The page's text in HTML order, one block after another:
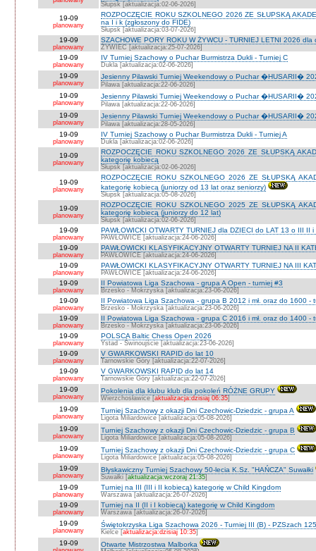
Słupsk [aktualizacja:02-06-2026]
19-09
planowany
ROZPOCZĘCIE ROKU SZKOLNEGO 2026 ZE SŁUPSKĄ
na I i k (zgłoszony do FIDE)
Słupsk [aktualizacja:03-07-2026]
19-09
planowany
SZACHOWE PORY ROKU W ŻYWCU - TURNIEJ LETNI 2026 dla
ŻYWIEC [aktualizacja:25-07-2026]
19-09
planowany
IV Turniej Szachowy o Puchar Burmistrza Dukli - Turniej C
Dukla [aktualizacja:02-06-2026]
19-09
planowany
Jesienny Pilawski Turniej Weekendowy o Puchar �HUSARII�
Pilawa [aktualizacja:22-06-2026]
19-09
planowany
Jesienny Pilawski Turniej Weekendowy o Puchar �HUSARII�
Pilawa [aktualizacja:22-06-2026]
19-09
planowany
Jesienny Pilawski Turniej Weekendowy o Puchar �HUSARII�
Pilawa [aktualizacja:28-05-2026]
19-09
planowany
IV Turniej Szachowy o Puchar Burmistrza Dukli - Turniej A
Dukla [aktualizacja:02-06-2026]
19-09
planowany
ROZPOCZĘCIE ROKU SZKOLNEGO 2026 ZE SŁUPSKĄ
kategorię kobiecą
Słupsk [aktualizacja:02-06-2026]
19-09
planowany
ROZPOCZĘCIE ROKU SZKOLNEGO 2026 ZE SŁUPSKĄ
kategorię kobiecą (juniorzy od 13 lat oraz seniorzy)
Słupsk [aktualizacja:05-08-2026]
19-09
planowany
ROZPOCZĘCIE ROKU SZKOLNEGO 2025 ZE SŁUPSKĄ
kategorię kobiecą (juniorzy do 12 lat)
Słupsk [aktualizacja:02-06-2026]
19-09
planowany
PAWŁOWICKI OTWARTY TURNIEJ dla DZIECI do LAT 13 o III II
PAWŁOWICE [aktualizacja:24-06-2026]
19-09
planowany
PAWŁOWICKI KLASYFIKACYJNY OTWARTY TURNIEJ NA II
PAWŁOWICE [aktualizacja:24-06-2026]
19-09
planowany
PAWŁOWICKI KLASYFIKACYJNY OTWARTY TURNIEJ NA III
PAWŁOWICE [aktualizacja:24-06-2026]
19-09
planowany
II Powiatowa Liga Szachowa - grupa A Open - turniej #3
Brzesko - Mokrzyska [aktualizacja:23-06-2026]
19-09
planowany
II Powiatowa Liga Szachowa - grupa B 2012 i mł. oraz do 1600 -
Brzesko - Mokrzyska [aktualizacja:23-06-2026]
19-09
planowany
II Powiatowa Liga Szachowa - grupa C 2016 i mł. oraz do 1400 -
Brzesko - Mokrzyska [aktualizacja:23-06-2026]
19-09
planowany
POLSCA Baltic Chess Open 2026
Ystad - Świnoujście [aktualizacja:23-06-2026]
19-09
planowany
V GWARKOWSKI RAPID do lat 10
Tarnowskie Góry [aktualizacja:22-07-2026]
19-09
planowany
V GWARKOWSKI RAPID do lat 14
Tarnowskie Góry [aktualizacja:22-07-2026]
19-09
planowany
Pokolenia dla klubu klub dla pokoleń RÓŻNE GRUPY
Wierzchosławice [aktualizacja:dzisiaj 06:35]
19-09
planowany
Turniej Szachowy z okazji Dni Czechowic-Dziedzic - grupa A
Ligota Miliardowice [aktualizacja:05-08-2026]
19-09
planowany
Turniej Szachowy z okazji Dni Czechowic-Dziedzic - grupa B
Ligota Miliardowice [aktualizacja:05-08-2026]
19-09
planowany
Turniej Szachowy z okazji Dni Czechowic-Dziedzic - grupa C
Ligota Miliardowice [aktualizacja:05-08-2026]
19-09
planowany
Błyskawiczny Turniej Szachowy 50-lecia K.Sz. "HAŃCZA" Suwałki
Suwałki [aktualizacja:wczoraj 21:35]
19-09
planowany
Turniej na III (III i II kobiecą) kategorię w Child Kingdom
Warszawa [aktualizacja:26-07-2026]
19-09
planowany
Turniej na II (II i I kobiecą) kategorię w Child Kingdom
Warszawa [aktualizacja:26-07-2026]
19-09
planowany
Świętokrzyska Liga Szachowa 2026 - Turniej III (B) - PZSzach
Kielce [aktualizacja:dzisiaj 10:35]
19-09 Otwarte Mistrzostwa Malborka